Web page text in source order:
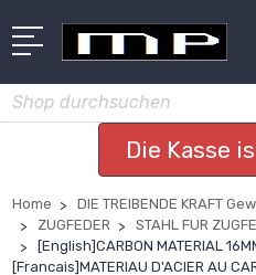
Suchen
Die Kasse
Home
DIE TREIBENDE KRAFT
ZUGFEDER
STAHL FUR
[English]CARBON MATERIAL
[Francais]MATERIAU D'ACIER AU